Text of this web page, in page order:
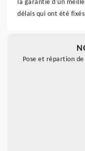
la garantie d'un
délais qui ont été
Pose et répartion